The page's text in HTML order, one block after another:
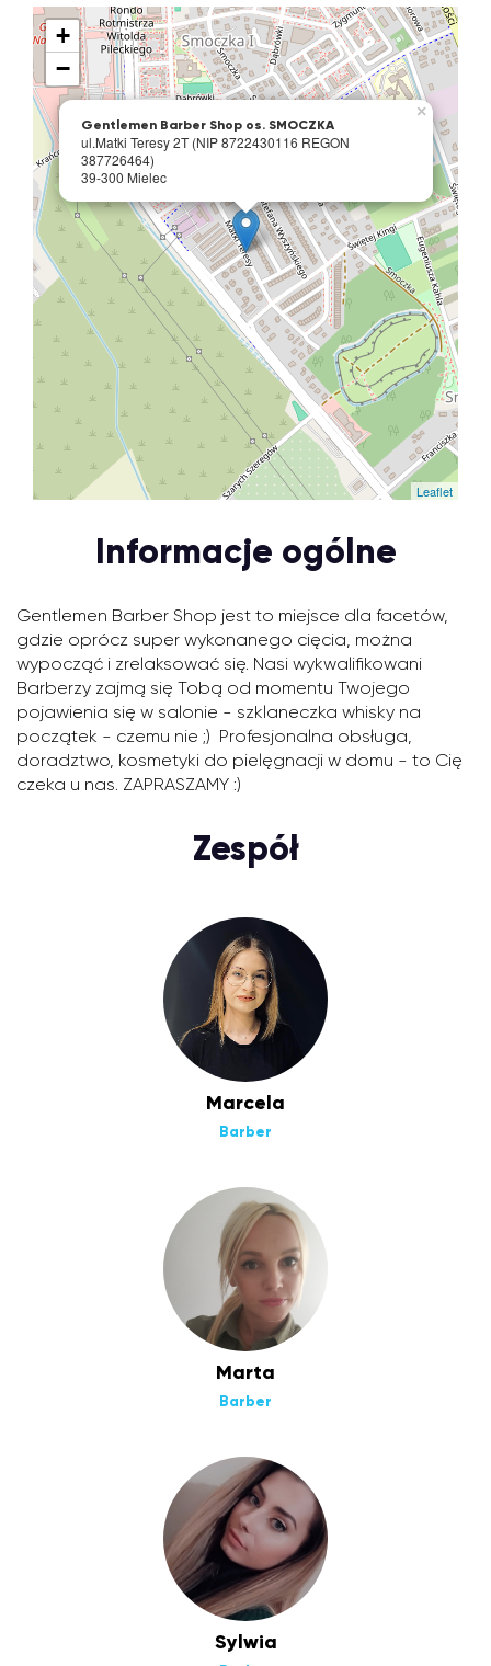
Gentlemen Barber Shop os. SMOCZKA
ul.Matki Teresy 2T (NIP 8722430116 REGON
387726464)
39-300 Mielec
×
+
−
Leaflet
Informacje ogólne
Gentlemen Barber Shop jest to miejsce dla facetów,
gdzie oprócz super wykonanego cięcia, można
wypocząć i zrelaksować się. Nasi wykwalifikowani
Barberzy zajmą się Tobą od momentu Twojego
pojawienia się w salonie - szklaneczka whisky na
początek - czemu nie ;) Profesjonalna obsługa,
doradztwo, kosmetyki do pielęgnacji w domu - to Cię
czeka u nas. ZAPRASZAMY :)
Zespół
Marcela
Barber
Marta
Barber
Sylwia